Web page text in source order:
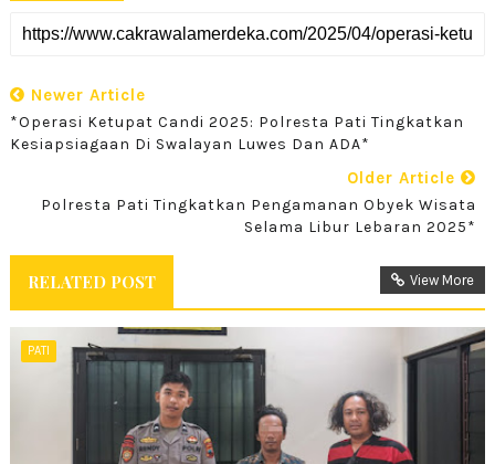
Newer Article
*Operasi Ketupat Candi 2025: Polresta Pati Tingkatkan
Kesiapsiagaan Di Swalayan Luwes Dan ADA*
Older Article
Polresta Pati Tingkatkan Pengamanan Obyek Wisata
Selama Libur Lebaran 2025*
RELATED POST View More
PATI